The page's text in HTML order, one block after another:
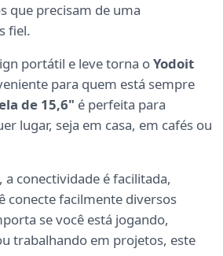
que precisam de uma
fiel.
portátil e leve torna oYodoit
para quem está sempre
de 15,6" é perfeita para
lugar, seja em casa, em cafés ou
, a conectividade é facilitada,
conecte facilmente diversos
se você está jogando,
trabalhando em projetos, este